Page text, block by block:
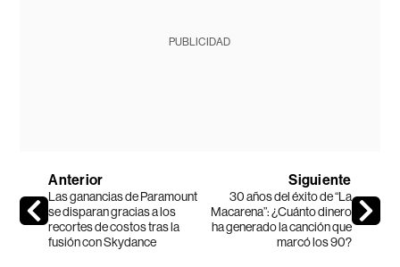
PUBLICIDAD
Anterior
Las ganancias de Paramount
se disparan gracias a los
recortes de costos tras la
fusión con Skydance
Siguiente
30 años del éxito de “La
Macarena”: ¿Cuánto dinero
ha generado la canción que
marcó los 90?